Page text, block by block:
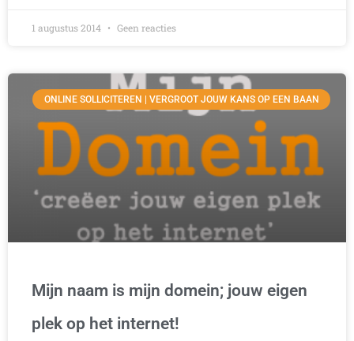
1 augustus 2014 Geen reacties
ONLINE SOLLICITEREN | VERGROOT JOUW KANS OP EEN BAAN
Mijn naam is mijn domein; jouw eigen
plek op het internet!